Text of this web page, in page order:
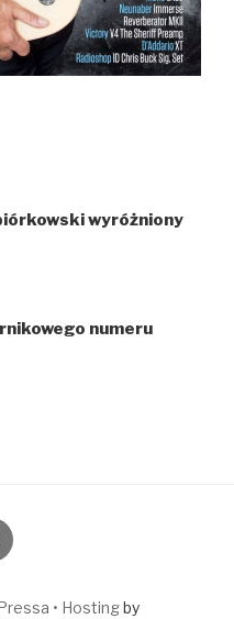
wyróżniony
numeru
napiormusic
• Hostingby